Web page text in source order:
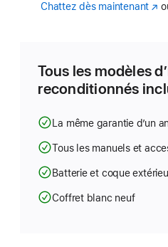
Chattez dès maintenant
Tous les modèles
reconditionnés
La même garantie d’un
Tous les manuels et
Batterie et coque
Coffret blanc neuf